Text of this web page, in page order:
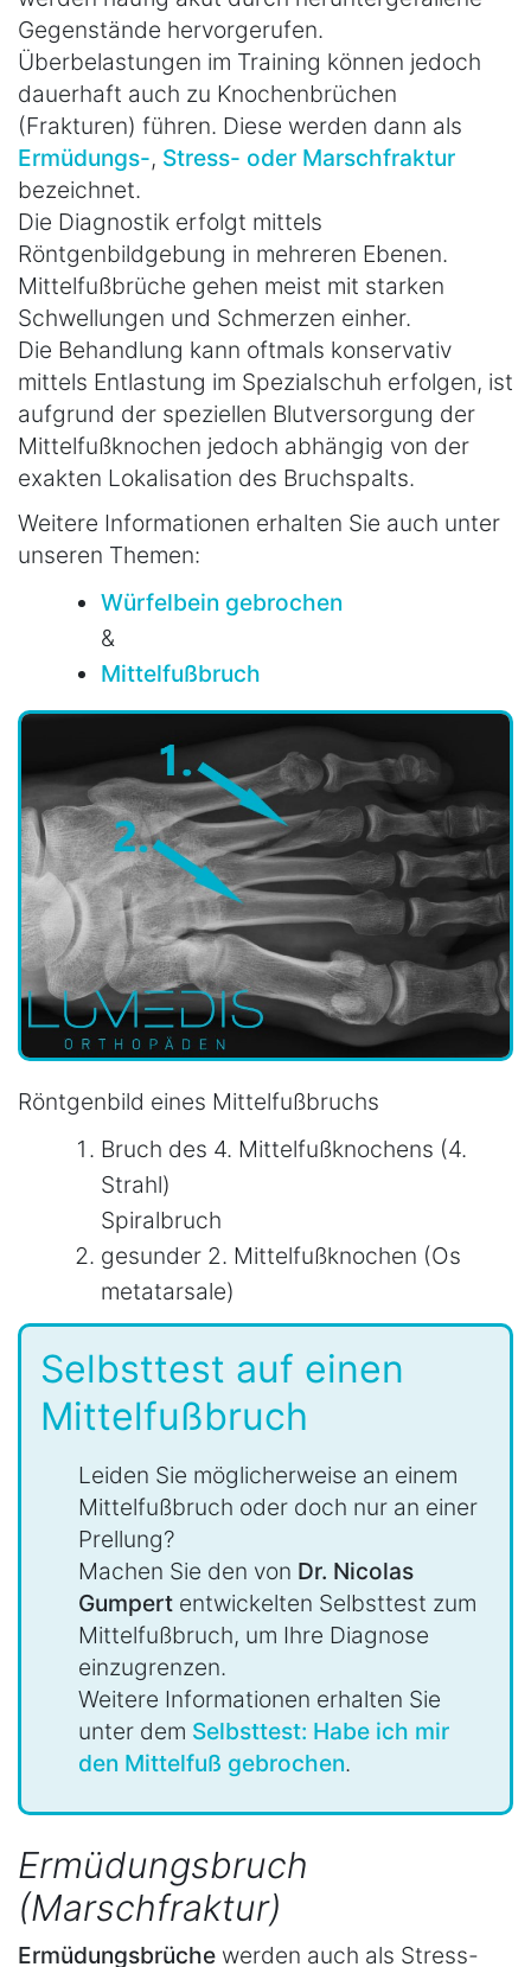
Gegenstände hervorgerufen.
Überbelastungen im Training können jedoch
dauerhaft auch zu Knochenbrüchen
(Frakturen) führen. Diese werden dann als
Ermüdungs-, Stress- oder Marschfraktur
bezeichnet.
Die Diagnostik erfolgt mittels
Röntgenbildgebung in mehreren Ebenen.
Mittelfußbrüche gehen meist mit starken
Schwellungen und Schmerzen einher.
Die Behandlung kann oftmals konservativ
mittels Entlastung im Spezialschuh erfolgen, ist
aufgrund der speziellen Blutversorgung der
Mittelfußknochen jedoch abhängig von der
exakten Lokalisation des Bruchspalts.
Weitere Informationen erhalten Sie auch unter
unseren Themen:
Würfelbein gebrochen
&
Mittelfußbruch
Röntgenbild eines Mittelfußbruchs
Bruch des 4. Mittelfußknochens (4.
Strahl)
Spiralbruch
gesunder 2. Mittelfußknochen (Os
metatarsale)
Selbsttest auf einen
Mittelfußbruch
Leiden Sie möglicherweise an einem
Mittelfußbruch oder doch nur an einer
Prellung?
Machen Sie den von Dr. Nicolas
Gumpert entwickelten Selbsttest zum
Mittelfußbruch, um Ihre Diagnose
einzugrenzen.
Weitere Informationen erhalten Sie
unter dem Selbsttest: Habe ich mir
den Mittelfuß gebrochen.
Ermüdungsbruch
(Marschfraktur)
Ermüdungsbrüche werden auch als Stress-